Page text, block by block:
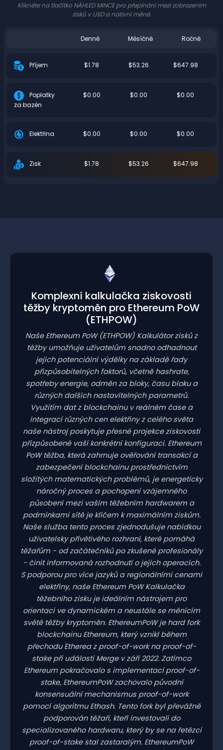
Klikněte na tlačítko NÁHLED MINCE pro přepínání mezi zobrazením
zisků v USD a nativní měně.
Denně Měsíčně Ročně
Příjem $1.78 $53.26 $647.98
Poplatky
za bazén
$0.00 $0.00 $0.00
Elektřina $0.00 $0.00 $0.00
Zisk $1.78 $53.26 $647.98
Komplexní kalkulačka ziskovosti
těžby kryptoměn pro Ethereum PoW
(ETHPOW)
Naše Ethereum PoW (ETHPOW) Kalkulátor zisků z
těžby umožňuje uživatelům snadno odhadnout
jejich potenciální výdělky na základě řady
přizpůsobitelných faktorů, včetně hashrate,
spotřeby energie, odměn za bloky, času bloku a
různých dalších nastavitelných parametrů.
Využitím dat z blockchainu v reálném čase a
integrací různých cen elektřiny z celého světa
naše nástroj poskytuje přesné projekce ziskovosti
přizpůsobené vaší konkrétní konfiguraci. Ethereum
PoW těžba, která zahrnuje ověřování transakcí a
zabezpečení blockchainu prostřednictvím
složitých matematických problémů, je energeticky
náročný proces a pochopení vzájemného
působení mezi vaším těžebním hardwarem a
podmínkami sítě je klíčem k maximálním ziskům.
Naše služba tento proces zjednodušuje nabídkou
uživatelsky přívětivého rozhraní, které pomáhá
těžařům - od začátečníků po zkušené profesionály
- činit informovaná rozhodnutí o jejich operacích.
S podporou pro více jazyků a regionálními cenami
elektřiny, naše Ethereum PoW Kalkulačka
těžebního zisku je ideálním nástrojem pro
orientaci ve dynamickém a neustále se měnícím
světě těžby kryptoměn. EthereumPoW je hard fork
blockchainu Ethereum, který vznikl během
přechodu Etherea z proof-of-work na proof-of-
stake při události Merge v září 2022. Zatímco
Ethereum pokračovalo s implementací proof-of-
stake, EthereumPoW zachovalo původní
konsensuální mechanismus proof-of-work
pomocí algoritmu Ethash. Tento fork byl převážně
podporován těžaři, kteří investovali do
specializovaného hardwaru, který by se na řetězci
proof-of-stake stal zastaralým. EthereumPoW